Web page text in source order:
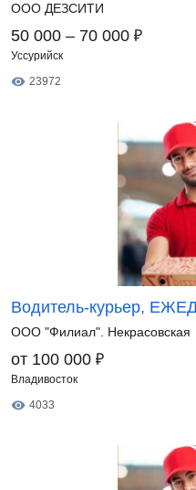
ООО ДЕЗСИТИ
50 000 – 70 000 ₽
Уссурийск
23972
Водитель-курьер,
ООО "Филиал". Некрасовская
от 100 000 ₽
Владивосток
4033